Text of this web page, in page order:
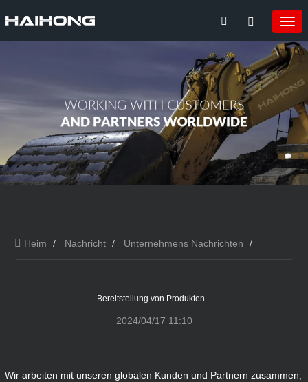
Heim Nachricht Unternehmens Nachrichten
Bereitstellung von Produkten...
2024/04/17 11:10
Wir arbeiten mit unseren globalen Kunden und Partnern zusammen,